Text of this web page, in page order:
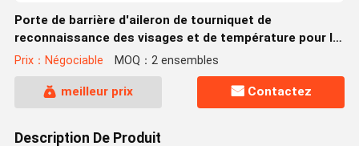
Porte de barrière d'aileron de tourniquet de
reconnaissance des visages et de température pour le
contrôle d'accès de bureau
Prix：Négociable MOQ：2 ensembles
meilleur prix Contactez
Description De Produit